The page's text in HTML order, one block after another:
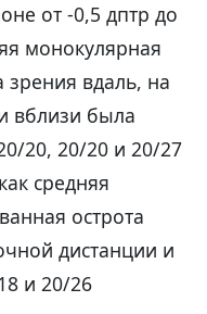
от -0,5 дптр до
монокулярная
зрения вдаль, на
вблизи была
20, 20/20 и 20/27
средняя
острота
дистанции и
и 20/26